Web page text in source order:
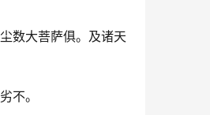
数大菩萨俱。及诸天
不。